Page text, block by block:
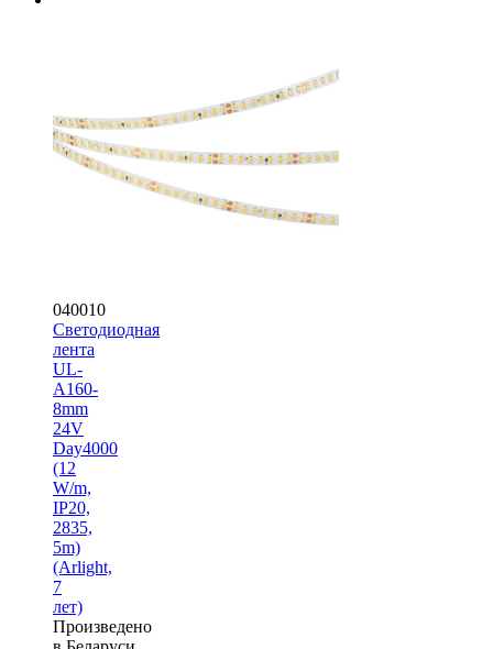
040010
Светодиодная
лента
UL-
A160-
8mm
24V
Day4000
(12
W/m,
IP20,
2835,
5m)
(Arlight,
7
лет)
Произведено